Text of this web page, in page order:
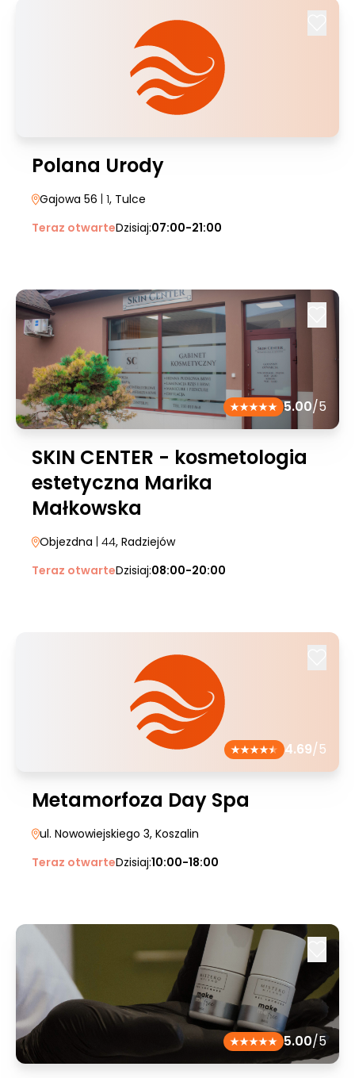
Polana Urody
Gajowa 56 | 1, Tulce
Teraz otwarteDzisiaj:07:00-21:00
5.00/5
SKIN CENTER - kosmetologia
estetyczna Marika
Małkowska
Objezdna | 44, Radziejów
Teraz otwarteDzisiaj:08:00-20:00
4.69/5
Metamorfoza Day Spa
ul. Nowowiejskiego 3, Koszalin
Teraz otwarteDzisiaj:10:00-18:00
5.00/5